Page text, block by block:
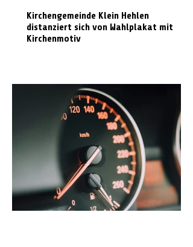
Kirchengemeinde Klein Hehlen
distanziert sich von Wahlplakat mit
Kirchenmotiv